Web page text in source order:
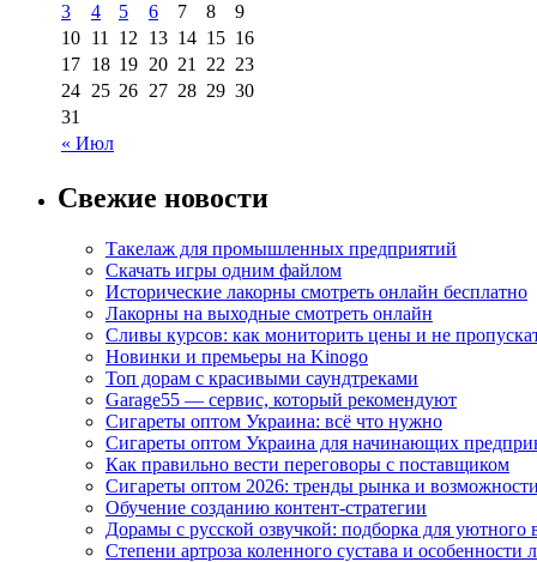
« Июл
3
4 5 6 7 8
9
10 11 12 13 14 15 16
17 18 19 20 21 22 23
24 25 26 27 28 29 30
31
Свежие новости
Такелаж для промышленных предприятий
Скачать игры одним файлом
Исторические лакорны смотреть онлайн бесплатно
Лакорны на выходные смотреть онлайн
Сливы курсов: как мониторить цены и не
Новинки и премьеры на Kinogo
Топ дорам с красивыми саундтреками
Garage55 — сервис, который рекомендуют
Сигареты оптом Украина: всё что нужно
Сигареты оптом Украина для начинающих
Как правильно вести переговоры с поставщиком
Сигареты оптом 2026: тренды рынка и возможности
Обучение созданию контент-стратегии
Дорамы с русской озвучкой: подборка для уютного
Степени артроза коленного сустава и особенности